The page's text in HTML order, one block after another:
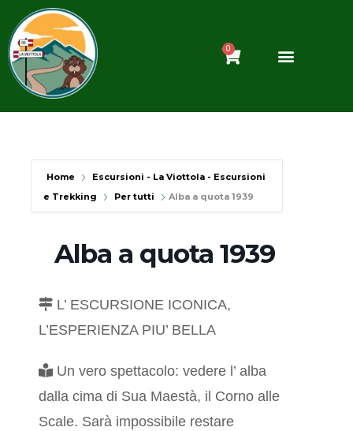
contenuto
0
Carrello
Home
Escursioni - La Viottola - Escursioni
e Trekking
Per tutti Alba a quota 1939
Alba a quota 1939
L’ ESCURSIONE ICONICA,
L’ESPERIENZA PIU’ BELLA
Un vero spettacolo: vedere l’ alba
dalla cima di Sua Maestà, il Corno alle
Scale. Sarà impossibile restare